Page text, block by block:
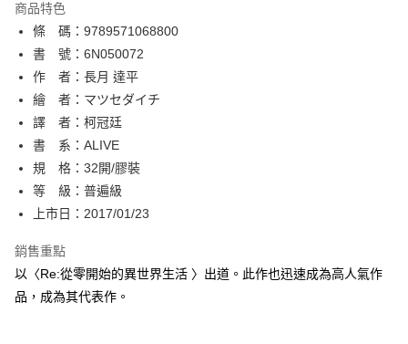
相關說明
【關於「AFTEE先享後付」】
AFTEE先享後付是「在收到商品之後才付款」的支付方式。 讓您購物簡單
便利好安心！
１．簡單：不需註冊會員、不需綁卡、不需儲值。
２．便利：只要手機號碼，簡訊認證，即可結帳。
３．安心：先確認商品／服務後，再付款。
【「AFTEE先享後付」結帳流程】
１．於結帳方式選擇「AFTEE先享後付」後，將跳轉至「AFTEE先享後付」
結帳頁面，進行簡訊認證並確認金額後，即可完成結帳。
２．訂單成立數日內，您將收到繳費通知簡訊。
３．收到繳費通知簡訊後14天內，點擊此簡訊中的連結，可透過四大超商／
※ 請注意：結帳手續完成當下不需立刻繳費，但若您需要取消訂單，請聯絡
購買商品的店家。未經商家同意取消之訂單仍視為有效，需透過AFTEE先享
後付繳納相關費用。
※ 交易是否成功請以「AFTEE先享後付 」之結帳頁面顯示為準，若有關於
ATM付款
運送方式
全家取貨付款
每筆NT$80，滿NT$500(含以上)免運費
付款後全家取貨
每筆NT$80，滿NT$500(含以上)免運費
每筆NT$80，滿NT$500(含以上)免運費
付款後萊爾富取貨
商品特色
條 碼：9789571068800
書 號：6N050072
作 者：長月 達平
繪 者：マツセダイチ
譯 者：柯冠廷
書 系：ALIVE
規 格：32開/膠裝
等 級：普遍級
上市日：2017/01/23
銷售重點
以〈Re:從零開始的異世界生活 〉出道。此作也迅速成為高人氣作
品，成為其代表作。